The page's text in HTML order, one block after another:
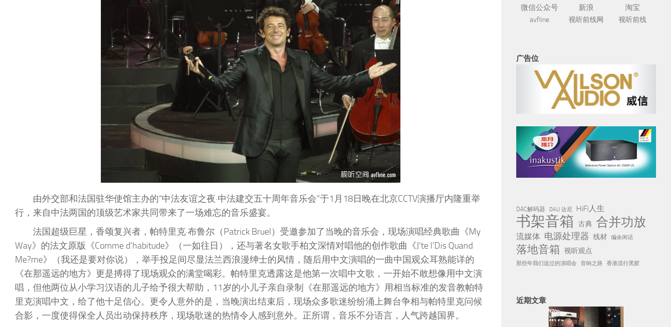
由外交部和法国驻华使馆主办的“中法友谊之夜·中法建交五十周年音乐会”于1月18日晚在北京CCTV演播厅内隆重举
行，来自中法两国的顶级艺术家共同带来了一场难忘的音乐盛宴。
法国超级巨星，香颂复兴者，帕特里克·布鲁尔（Patrick Bruel）受邀参加了当晚的音乐会，现场演唱经典歌曲《My
Way》的法文原版《Comme d’habitude》（一如往日），还与著名女歌手柏文深情对唱他的创作歌曲《J’te l’Dis Quand
Me?me》（我还是要对你说），举手投足间尽显法兰西浪漫绅士的风情，随后用中文演唱的一曲中国观众耳熟能详的
《在那遥远的地方》更是搏得了现场观众的满堂喝彩。帕特里克透露这是他第一次唱中文歌，一开始不敢想像用中文演
唱，但他两位从小学习汉语的儿子给予很大帮助，11岁的小儿子亲自录制《在那遥远的地方》用相当标准的发音教帕特
里克演唱中文，给了他十足信心。更令人意外的是，当晚演出结束后，现场众多歌迷纷纷涌上舞台争相与帕特里克问候
合影，一度使得保全人员出动保持秩序，现场歌迷的热情令人感到意外。正所谓，音乐不分语言，人气跨越国界。
微信公众号
avfline
新浪
视听前线网
淘宝
视听前线
广告位
DAC解码器 DALI 达尼 HiFi人生
书架音箱 古典 合并功放
流媒体 电源处理器 线材 编余闲话
落地音箱 视听观点
那些年我们追过的演唱会 音响之路 香港流行黑胶
近期文章